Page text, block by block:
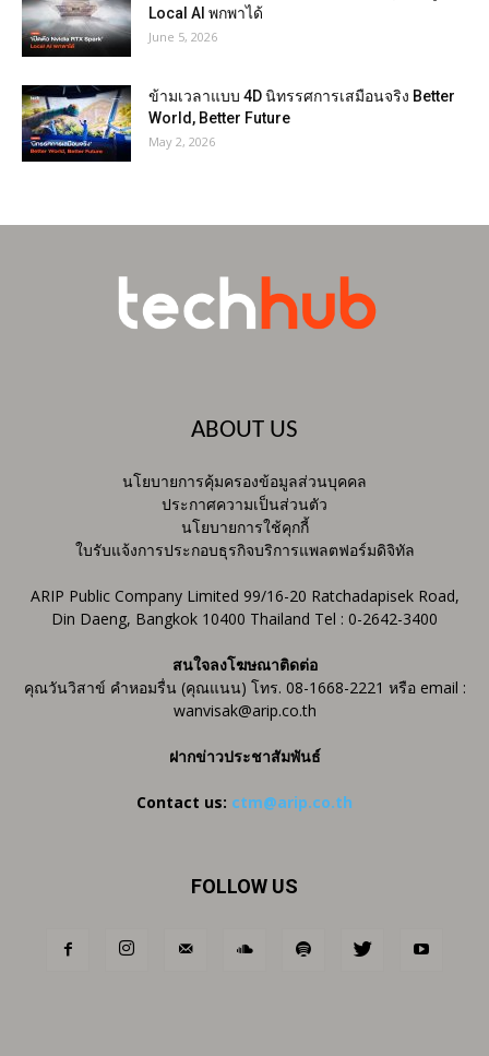
Local AI พกพาได้
June 5, 2026
ข้ามเวลาแบบ 4D นิทรรศการเสมือนจริง Better
World, Better Future
May 2, 2026
ABOUT US
นโยบายการคุ้มครองข้อมูลส่วนบุคคล
ประกาศความเป็นส่วนตัว
นโยบายการใช้คุกกี้
ใบรับแจ้งการประกอบธุรกิจบริการแพลตฟอร์มดิจิทัล
ARIP Public Company Limited 99/16-20 Ratchadapisek Road,
Din Daeng, Bangkok 10400 Thailand Tel : 0-2642-3400
สนใจลงโฆษณาติดต่อ
คุณวันวิสาข์ คำหอมรื่น (คุณแนน) โทร. 08-1668-2221 หรือ email :
wanvisak@arip.co.th
ฝากข่าวประชาสัมพันธ์
Contact us: ctm@arip.co.th
FOLLOW US